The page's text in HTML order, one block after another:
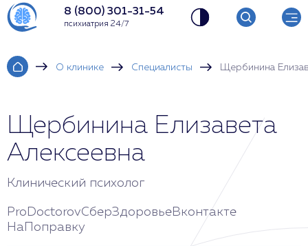
8 (800) 301-31-54
психиатрия 24/7
О клинике Специалисты Щербинина
Щербинина Елизавета
Алексеевна
Клинический психолог
ProDoctorovСберЗдоровьеВконтакте
НаПоправку